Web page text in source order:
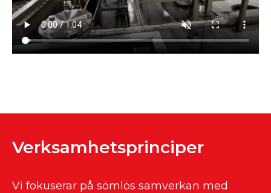
Verksamhetsprinciper
Vi fokuserar på sömlös samverkan med